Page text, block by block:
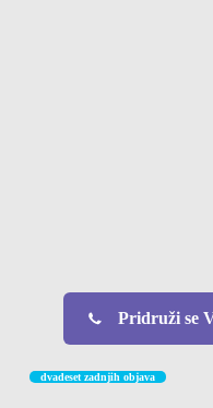
Pridruži se
dvadeset zadnjih objava